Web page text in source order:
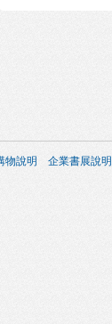
物說明 企業書展說明